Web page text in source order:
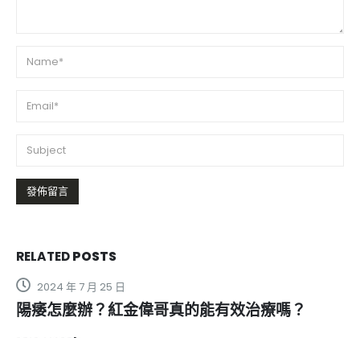
RELATEDPOSTS
2024 年 7 月 25 日
陽痿怎麼辦？紅金偉哥真的能有效治療嗎？